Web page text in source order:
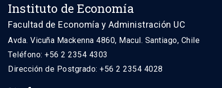
Instituto de Economía
Facultad de Economía y Administración UC
Avda. Vicuña Mackenna 4860, Macul. Santiago, Chile
Teléfono: +56 2 2354 4303
Dirección de Postgrado: +56 2 2354 4028